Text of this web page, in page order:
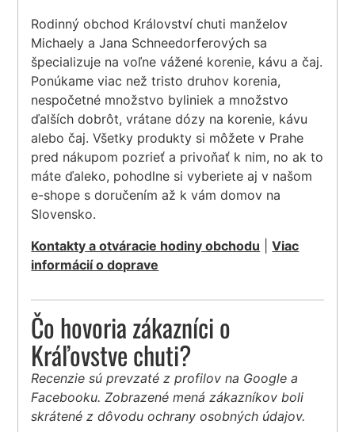
Rodinný obchod Království chuti manželov
Michaely a Jana Schneedorferových sa
špecializuje na voľne vážené korenie, kávu a čaj.
Ponúkame viac než tristo druhov korenia,
nespočetné množstvo byliniek a množstvo
ďalších dobrôt, vrátane dózy na korenie, kávu
alebo čaj. Všetky produkty si môžete v Prahe
pred nákupom pozrieť a privoňať k nim, no ak to
máte ďaleko, pohodlne si vyberiete aj v našom
e-shope s doručením až k vám domov na
Slovensko.
Kontakty a otváracie hodiny obchodu |Viac
informácií o doprave
Čo hovoria zákazníci o
Kráľovstve chuti?
Recenzie sú prevzaté z profilov na Google a
Facebooku. Zobrazené mená zákazníkov boli
skrátené z dôvodu ochrany osobných údajov.